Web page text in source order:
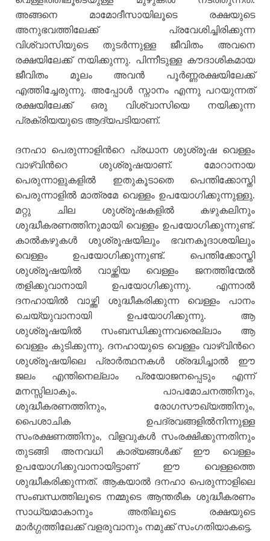
അങ്ങനെ മാമോദീസായിലൂടെ രക്ഷയുടെ
അനുഭവത്തിലേക്ക് പ്രവേശിച്ചിരിക്കുന്ന
വിശ്വാസിയുടെ തുടര്‍ന്നുള്ള ജീവിതം അവനെ
രക്ഷയിലേക്ക് നയിക്കുന്നു. പിന്നീടുള്ള കൗദാശികമായ
ജീവിതം മൂലം അവന്‍ പൂര്‍ണ്ണരക്ഷയിലേക്ക്
എത്തിച്ചേരുന്നു. അപ്പോള്‍ സ്നാനം എന്നു പറയുന്നത്
രക്ഷയിലേക്ക് ഒരു വിശ്വാസിയെ നയിക്കുന്ന
പ്രക്രിയയുടെ ആദ്യപടിയാണ്.
ദനഹാ പെരുന്നാളിന്‍റെ പ്രധാന ശുശ്രൂഷ വെള്ളം
വാഴ്വിന്‍റെ ശുശ്രൂഷയാണ്. മോറാനായ
പെരുന്നാളുകളില്‍ ഇതുകൂടാതെ പെന്തിക്കോസ്തി
പെരുന്നാളില്‍ മാത്രമേ വെള്ളം ഉപയോഗിക്കുന്നുള്ളു.
മറ്റു ചില ശുശ്രൂഷകളില്‍ കഴുകലിനും
ശുദ്ധീകരണത്തിനുമായി വെള്ളം ഉപയോഗിക്കുന്നുണ്ട്.
കാല്‍കഴുകള്‍ ശുശ്രൂഷയിലും ഭവനകൂദാശയിലും
വെള്ളം ഉപയോഗിക്കുന്നുണ്ട്. പെന്തിക്കോസ്തി
ശുശ്രൂഷയില്‍ വാഴ്ത്തിയ വെള്ളം ജനത്തിന്മേല്‍
തളിക്കുവാനായി ഉപയോഗിക്കുന്നു. എന്നാല്‍
ദനഹായില്‍ വാഴ്ത്തി ശുദ്ധീകരിക്കുന്ന വെള്ളം പാനം
ചെയ്യുവാനായി ഉപയോഗിക്കുന്നു. ആ
ശുശ്രൂഷയില്‍ സംബന്ധിക്കുന്നവരെല്ലാം ആ
വെള്ളം കുടിക്കുന്നു. ദനഹായുടെ വെള്ളം വാഴ്വിന്‍റെ
ശുശ്രൂഷയിലെ പ്രാര്‍ത്ഥനകള്‍ ശ്രദ്ധിച്ചാല്‍ ഈ
ജലം എന്തിനെല്ലാം പ്രയോജനപ്പെടും എന്ന്
മനസ്സിലാകും. പാപമോചനത്തിനും,
ശുദ്ധീകരണത്തിനും, രോഗസൗഖ്യത്തിനും,
പൈശാചിക ഉപദ്രവങ്ങളില്‍നിന്നുള്ള
സംരക്ഷണത്തിനും, വിളവുകള്‍ സംരക്ഷിക്കുന്നതിനും
തുടങ്ങി അനവധി കാര്യങ്ങള്‍ക്ക് ഈ വെള്ളം
ഉപയോഗിക്കുവാനായിട്ടാണ് ഈ വെള്ളത്തെ
ശുദ്ധീകരിക്കുന്നത്. ആകയാല്‍ ദനഹാ പെരുന്നാളിലെ
സംബന്ധത്തിലൂടെ നമ്മുടെ ആന്തരീക ശുദ്ധീകരണം
സാധ്യമാകാനും അതിലൂടെ രക്ഷയുടെ
മാര്‍ഗ്ഗത്തിലേക്ക് വളരുവാനും നമുക്ക് സംഗതിയാകട്ടെ.